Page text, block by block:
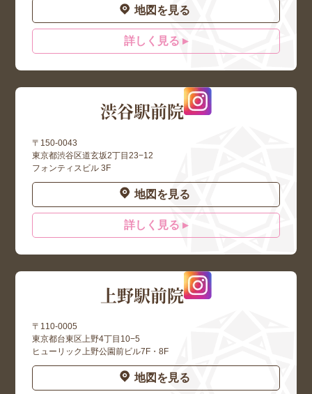
地図を見る
詳しく見る ▸
渋谷駅前院
〒150-0043
東京都渋谷区道玄坂2丁目23−12
フォンティスビル 3F
地図を見る
詳しく見る ▸
上野駅前院
〒110-0005
東京都台東区上野4丁目10−5
ヒューリック上野公園前ビル7F・8F
地図を見る